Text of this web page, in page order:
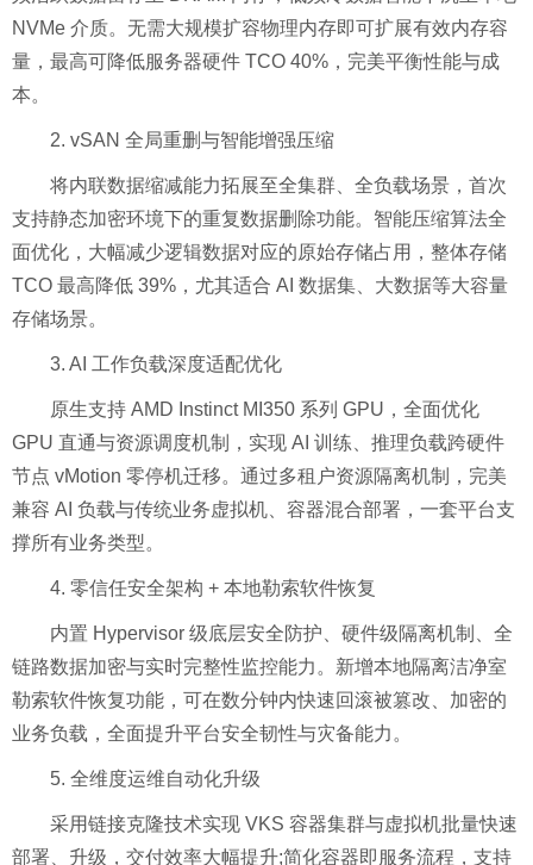
NVMe 介质。无需大规模扩容物理内存即可扩展有效内存容
量，最高可降低服务器硬件 TCO 40%，完美平衡性能与成
本。
2. vSAN 全局重删与智能增强压缩
将内联数据缩减能力拓展至全集群、全负载场景，首次
支持静态加密环境下的重复数据删除功能。智能压缩算法全
面优化，大幅减少逻辑数据对应的原始存储占用，整体存储
TCO 最高降低 39%，尤其适合 AI 数据集、大数据等大容量
存储场景。
3. AI 工作负载深度适配优化
原生支持 AMD Instinct MI350 系列 GPU，全面优化
GPU 直通与资源调度机制，实现 AI 训练、推理负载跨硬件
节点 vMotion 零停机迁移。通过多租户资源隔离机制，完美
兼容 AI 负载与传统业务虚拟机、容器混合部署，一套平台支
撑所有业务类型。
4. 零信任安全架构 + 本地勒索软件恢复
内置 Hypervisor 级底层安全防护、硬件级隔离机制、全
链路数据加密与实时完整性监控能力。新增本地隔离洁净室
勒索软件恢复功能，可在数分钟内快速回滚被篡改、加密的
业务负载，全面提升平台安全韧性与灾备能力。
5. 全维度运维自动化升级
采用链接克隆技术实现 VKS 容器集群与虚拟机批量快速
部署、升级，交付效率大幅提升;简化容器即服务流程，支持